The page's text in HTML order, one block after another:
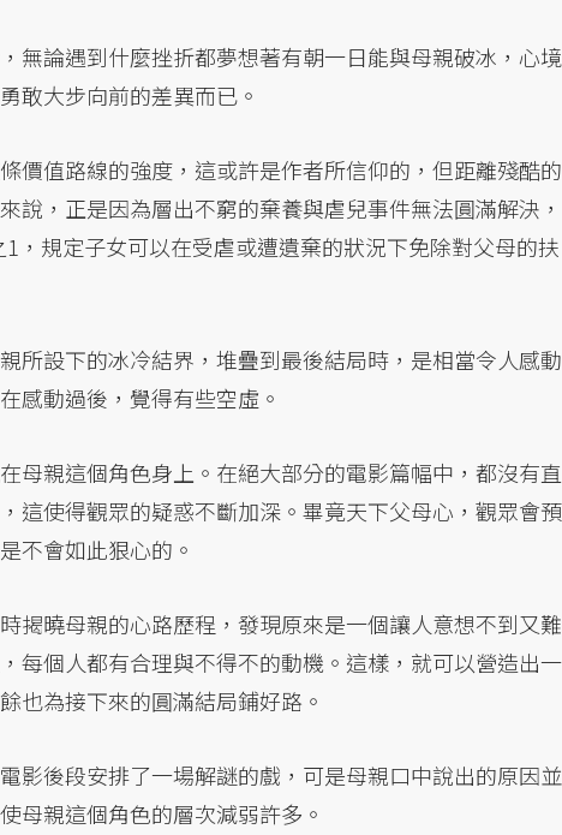
無論遇到什麼挫折都夢想著有朝一日能與母親破冰，心境
敢大步向前的差異而已。
價值路線的強度，這或許是作者所信仰的，但距離殘酷的
說，正是因為層出不窮的棄養與虐兒事件無法圓滿解決，
，規定子女可以在受虐或遭遺棄的狀況下免除對父母的扶
所設下的冰冷結界，堆疊到最後結局時，是相當令人感動
感動過後，覺得有些空虛。
母親這個角色身上。在絕大部分的電影篇幅中，都沒有直
這使得觀眾的疑惑不斷加深。畢竟天下父母心，觀眾會預
不會如此狠心的。
揭曉母親的心路歷程，發現原來是一個讓人意想不到又難
每個人都有合理與不得不的動機。這樣，就可以營造出一
也為接下來的圓滿結局鋪好路。
影後段安排了一場解謎的戲，可是母親口中說出的原因並
母親這個角色的層次減弱許多。